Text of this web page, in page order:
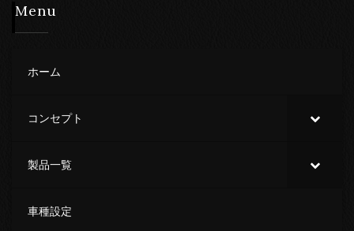
Menu
ホーム
コンセプト
製品一覧
車種設定